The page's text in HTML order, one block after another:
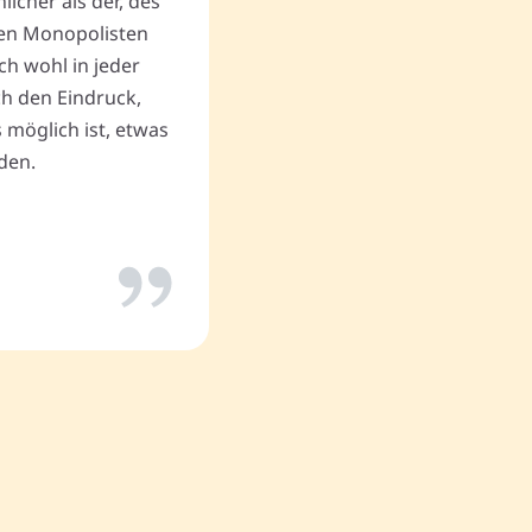
Monopolisten
wohl in jeder
den Eindruck,
möglich ist, etwas